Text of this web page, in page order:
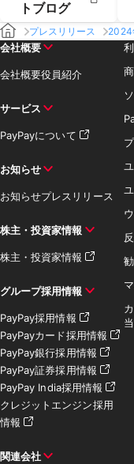
トブログ
プレスリリース 2024
会社概要
会社概要役員紹介
サービス
PayPayについて
お知らせ
お知らせプレスリリース
株主・投資家情報
株主・投資家情報
グループ採用情報
PayPay採用情報
PayPayカード採用情報
PayPay銀行採用情報
PayPay証券採用情報
PayPay India採用情報
クレジットエンジン採用
情報
関連会社